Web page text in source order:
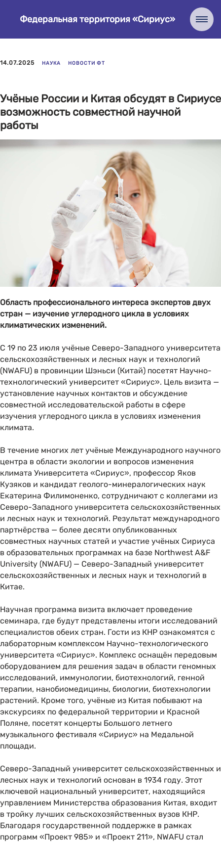
Федеральная территория «Сириус»
14.07.2025 НАУКА НОВОСТИ ФТ
Учёные России и Китая обсудят в Сириусе
возможность совместной научной
работы
Область профессионального интереса экспертов двух
стран — изучение углеродного цикла в условиях
климатических изменений.
С 19 по 23 июля учёные Северо-Западного университета
сельскохозяйственных и лесных наук и технологий
(NWAFU) в провинции Шэньси (Китай) посетят Научно-
технологический университет «Сириус». Цель визита —
установление научных контактов и обсуждение
совместной исследовательской работы в сфере
изучения углеродного цикла в условиях изменения
климата.
В течение многих лет учёные Международного научного
центра в области экологии и вопросов изменения
климата Университета «Сириус», профессор Яков
Кузяков и кандидат геолого-минералогических наук
Екатерина Филимоненко, сотрудничают с коллегами из
Северо-Западного университета сельскохозяйственных
и лесных наук и технологий. Результат международного
партнёрства — более десяти опубликованных
совместных научных статей и участие учёных Сириуса
в образовательных программах на базе Northwest A&F
University (NWAFU) — Северо-Западный университет
сельскохозяйственных и лесных наук и технологий в
Китае.
Научная программа визита включает проведение
семинара, где будут представлены итоги исследований
специалистов обеих стран. Гости из КНР ознакомятся с
лабораторным комплексом Научно-технологического
университета «Сириус». Комплекс оснащён передовым
оборудованием для решения задач в области геномных
исследований, иммунологии, биотехнологий, генной
терапии, нанобиомедицины, биологии, биотехнологии
растений. Кроме того, учёные из Китая побывают на
экскурсиях по федеральной территории и Красной
Поляне, посетят концерты Большого летнего
музыкального фестиваля «Сириус» на Медальной
площади.
Северо-Западный университет сельскохозяйственных и
лесных наук и технологий основан в 1934 году. Этот
ключевой национальный университет, находящийся
управлением Министерства образования Китая, входит
в тройку лучших сельскохозяйственных вузов КНР.
Благодаря государственной поддержке в рамках
программ «Проект 985» и «Проект 211», NWAFU стал